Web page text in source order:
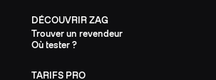
DÉCOUVRIR ZAG
Trouver un revendeur
Où tester ?
TARIFS PRO